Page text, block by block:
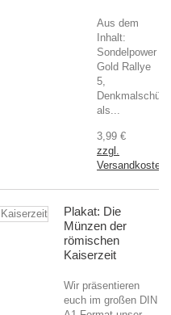
Aus dem
Inhalt:
Sondelpower
Gold Rallye
5,
als...
3,99 €
zzgl.
Versandkosten
Plakat: Die
Münzen der
römischen
Kaiserzeit
Wir präsentieren
euch im großen DIN